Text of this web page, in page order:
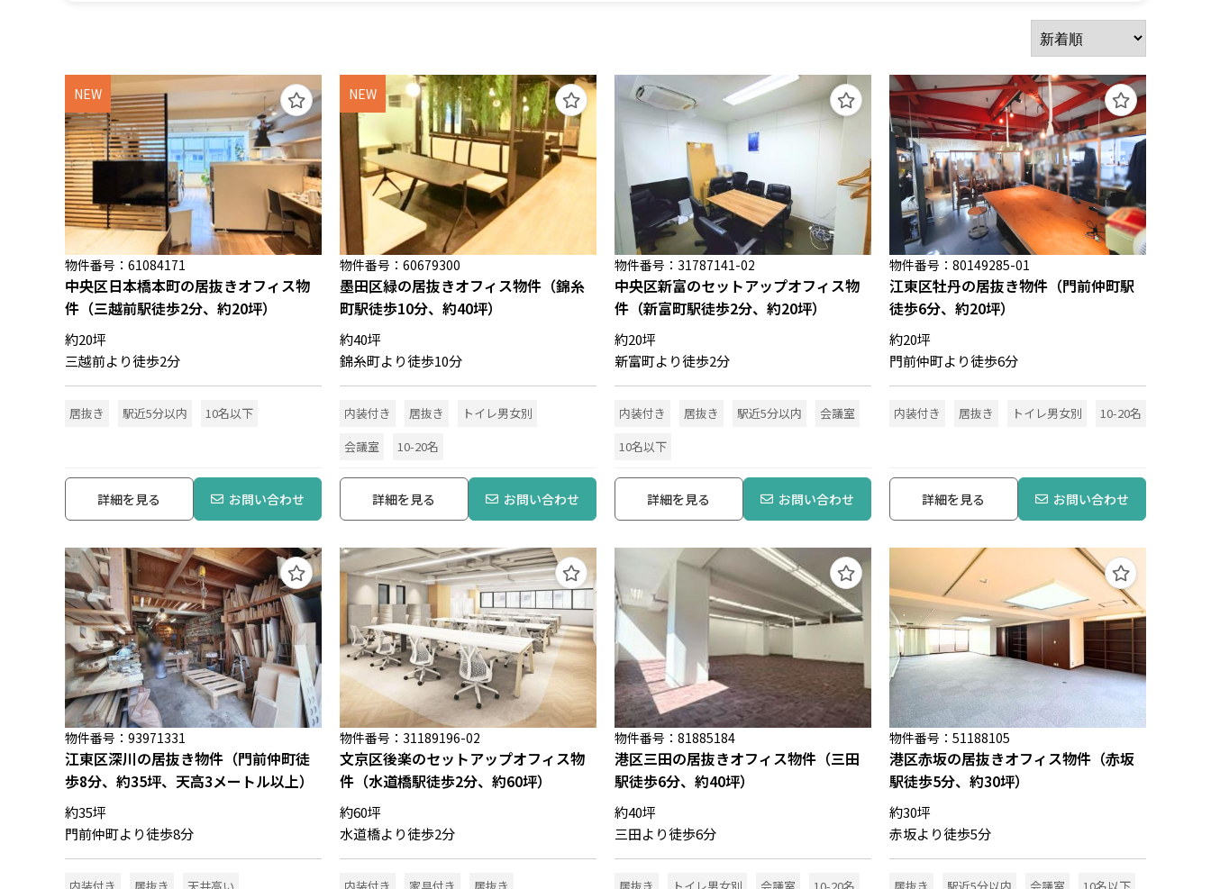
NEW
物件番号：61084171
中央区日本橋本町の居抜きオフィス物
件（三越前駅徒歩2分、約20坪）
約20坪
三越前より徒歩2分
居抜き 駅近5分以内 10名以下
詳細を見る お問い合わせ
NEW
物件番号：60679300
墨田区緑の居抜きオフィス物件（錦糸
町駅徒歩10分、約40坪）
約40坪
錦糸町より徒歩10分
内装付き 居抜き
トイレ男女別
会議室
10-20名
詳細を見る お問い合わせ
物件番号：31787141-02
中央区新富のセットアップオフィス物
件（新富町駅徒歩2分、約20坪）
約20坪
新富町より徒歩2分
内装付き 居抜き 駅近5分以内
会議室
10名以下
詳細を見る お問い合わせ
物件番号：80149285-01
江東区牡丹の居抜き物件（門前仲町駅
徒歩6分、約20坪）
約20坪
門前仲町より徒歩6分
内装付き 居抜き トイレ男女別 10-20名
詳細を見る お問い合わせ
物件番号：93971331
江東区深川の居抜き物件（門前仲町徒
歩8分、約35坪、天高3メートル以上）
約35坪
門前仲町より徒歩8分
物件番号：31189196-02
文京区後楽のセットアップオフィス物
件（水道橋駅徒歩2分、約60坪）
約60坪
水道橋より徒歩2分
物件番号：81885184
港区三田の居抜きオフィス物件（三田
駅徒歩6分、約40坪）
約40坪
三田より徒歩6分
物件番号：51188105
港区赤坂の居抜きオフィス物件（赤坂
駅徒歩5分、約30坪）
約30坪
赤坂より徒歩5分